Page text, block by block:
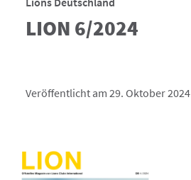
LION 6/2024
Veröffentlicht am 29. Oktober 2024